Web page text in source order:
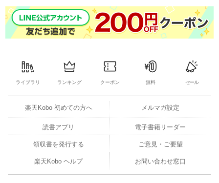
ライブラリ ランキング クーポン 無料 セール
楽天Kobo 初めての方へ メルマガ設定
読書アプリ 電子書籍リーダー
領収書を発行する ご意見・ご要望
楽天Kobo ヘルプ お問い合わせ窓口